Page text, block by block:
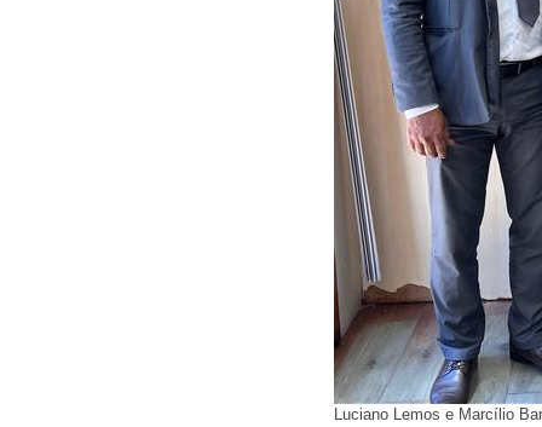
Luciano Lemos e Marcílio